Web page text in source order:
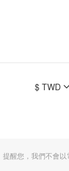
$ TWD
提醒您，我們不會以